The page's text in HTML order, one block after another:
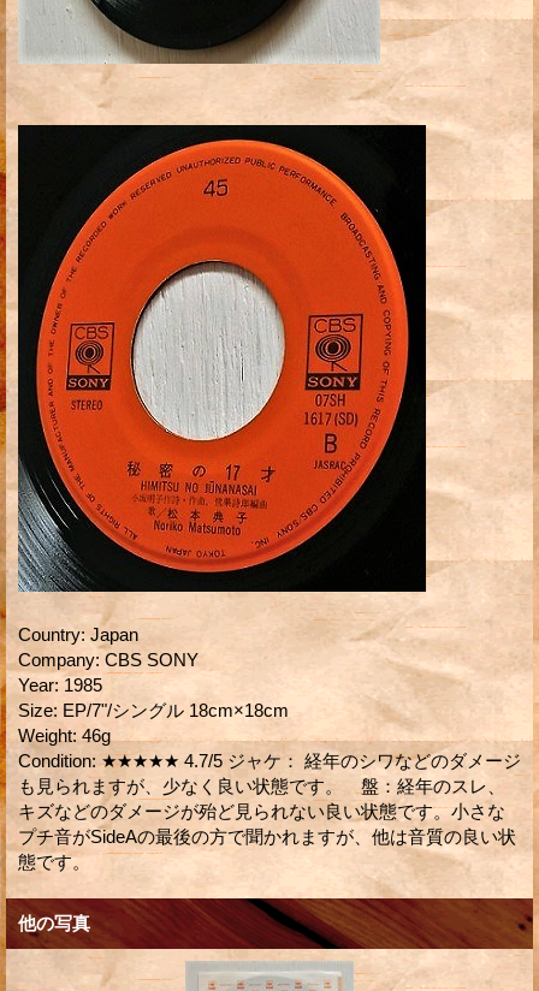
Country: Japan
Company: CBS SONY
Year: 1985
Size: EP/7"/シングル 18cm×18cm
Weight: 46g
Condition: ★★★★★ 4.7/5 ジャケ： 経年のシワなどのダメージ
も見られますが、少なく良い状態です。 盤：経年のスレ、
キズなどのダメージが殆ど見られない良い状態です。小さな
プチ音がSideAの最後の方で聞かれますが、他は音質の良い状
態です。
他の写真